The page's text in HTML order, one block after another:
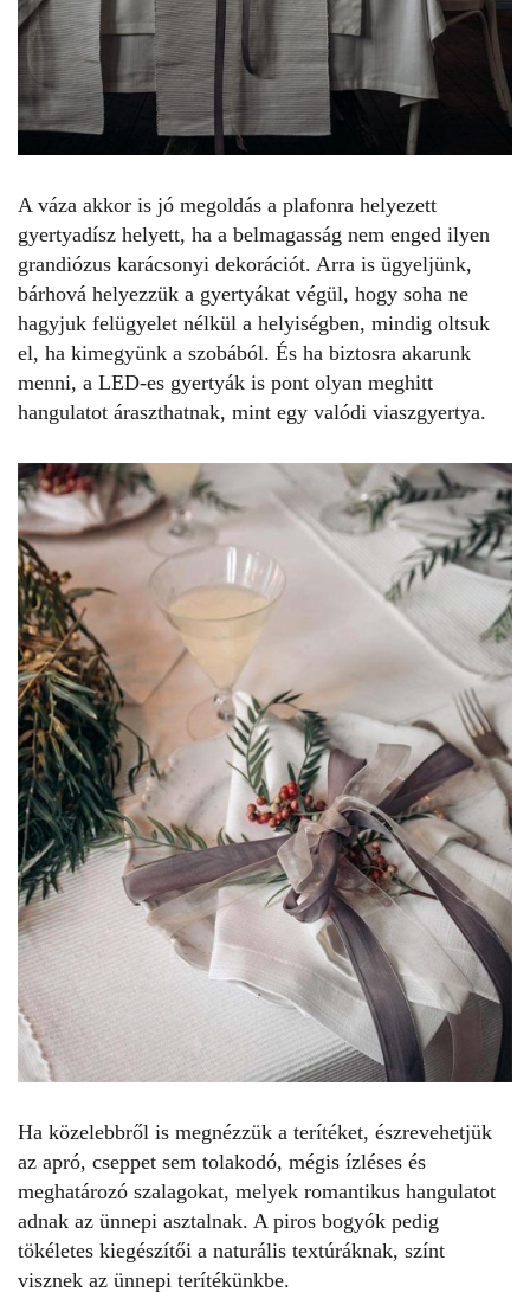
A váza akkor is jó megoldás a plafonra helyezett
gyertyadísz helyett, ha a belmagasság nem enged ilyen
grandiózus karácsonyi dekorációt. Arra is ügyeljünk,
bárhová helyezzük a gyertyákat végül, hogy soha ne
hagyjuk felügyelet nélkül a helyiségben, mindig oltsuk
el, ha kimegyünk a szobából. És ha biztosra akarunk
menni, a LED-es gyertyák is pont olyan meghitt
hangulatot áraszthatnak, mint egy valódi viaszgyertya.
Ha közelebbről is megnézzük a terítéket, észrevehetjük
az apró, cseppet sem tolakodó, mégis ízléses és
meghatározó szalagokat, melyek romantikus hangulatot
adnak az ünnepi asztalnak. A piros bogyók pedig
tökéletes kiegészítői a naturális textúráknak, színt
visznek az ünnepi terítékünkbe.